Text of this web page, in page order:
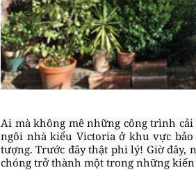
Ai mà không mê những công trình
ngôi nhà kiểu Victoria ở khu vực
tượng. Trước đây thật phi lý! Giờ đây,
chóng trở thành một trong những